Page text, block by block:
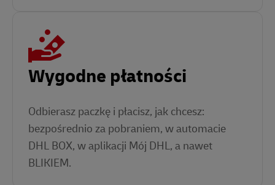
Wygodne płatności
Odbierasz paczkę i płacisz, jak chcesz:
bezpośrednio za pobraniem, w automacie
DHL BOX, w aplikacji Mój DHL, a nawet
BLIKIEM.